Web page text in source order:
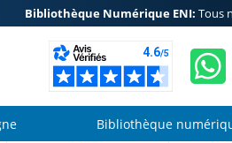
Bibliothèque Numérique ENI: Tous
Bibliothèque